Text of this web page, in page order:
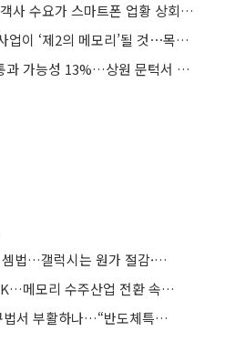
메리츠證 “LG이노텍, 고객사 수요가 스마트폰 업황 상회⋯구조적 성장 국면”
KB證 “LG이노텍, 기판 사업이 ‘제2의 메모리’될 것⋯목표가 160만원”
美 클래리티 법안 연내 통과 가능성 13%…상원 문턱서 제동
메모리값 폭등에 달라진 셈법…갤럭시는 원가 절감·아이폰은 서비스 확대
‘5년 LTA’ 늘리는 삼성·SK…메모리 수주산업 전환 속 다른 셈법
주52시간 특례, 메가특구법서 부활하나…“반도체특별법 담겨야”